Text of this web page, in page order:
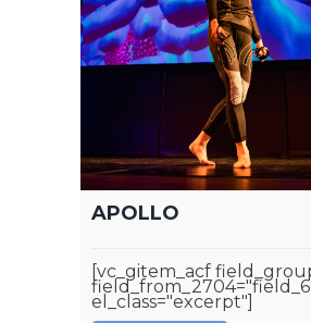
APOLLO
[vc_gitem_acf
el_class="excerpt"]